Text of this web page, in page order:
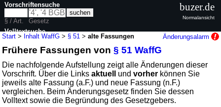
Start > Inhalt WaffG > § 51 >alte Fassungen Änderungsalarm
Frühere Fassungen von§ 51 WaffG
Die nachfolgende Aufstellung zeigt alle Änderungen dieser
Vorschrift. Über die Linksaktuell undvorher können Sie
jeweils alte Fassung (a.F.) und neue Fassung (n.F.)
vergleichen. Beim Änderungsgesetz finden Sie dessen
Volltext sowie die Begründung des Gesetzgebers.
Vorschriftensuche
§ / Art.
Gesetz
Volltextsuche
nur in WaffG
buzer.de
Normalansicht